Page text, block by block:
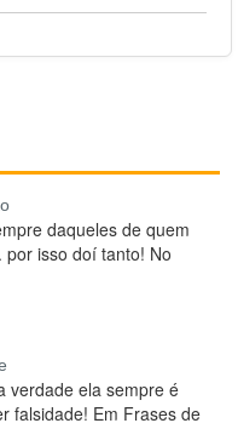
daqueles de quem
isso doí tanto! No
verdade ela sempre é
falsidade! Em Frases de